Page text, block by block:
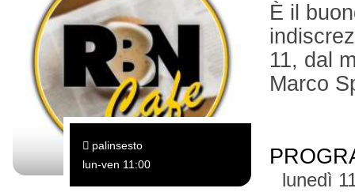
palinsesto
lun-ven 11:00
È il
11, dal
Marco
lunedì